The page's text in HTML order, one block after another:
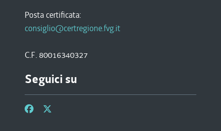
Posta certificata:
consiglio@certregione.fvg.it
C.F. 80016340327
Seguici su